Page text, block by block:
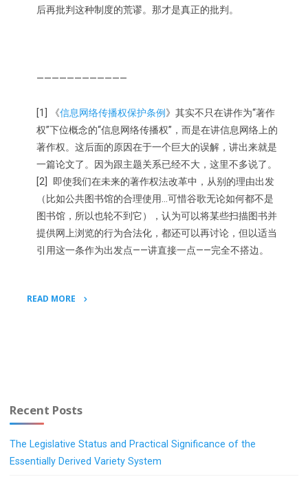
后再批判这种制度的荒谬。那才是真正的批判。
————————————
[1] 《信息网络传播权保护条例》其实不只在讲作为“著作
权”下位概念的“信息网络传播权”，而是在讲信息网络上的
著作权。这后面的原因在于一个巨大的误解，讲出来就是
一篇论文了。因为跟主题关系已经不大，这里不多说了。
[2] 即使我们在未来的著作权法改革中，从别的理由出发
（比如公共图书馆的合理使用…可惜谷歌无论如何都不是
图书馆，所以也轮不到它），认为可以将某些扫描图书并
提供网上浏览的行为合法化，都还可以再讨论，但以适当
引用这一条作为出发点——讲直接一点——完全不搭边。
READ MORE
网
不
侵
Recent Posts
The Legislative Status and Practical Significance of the
Essentially Derived Variety System